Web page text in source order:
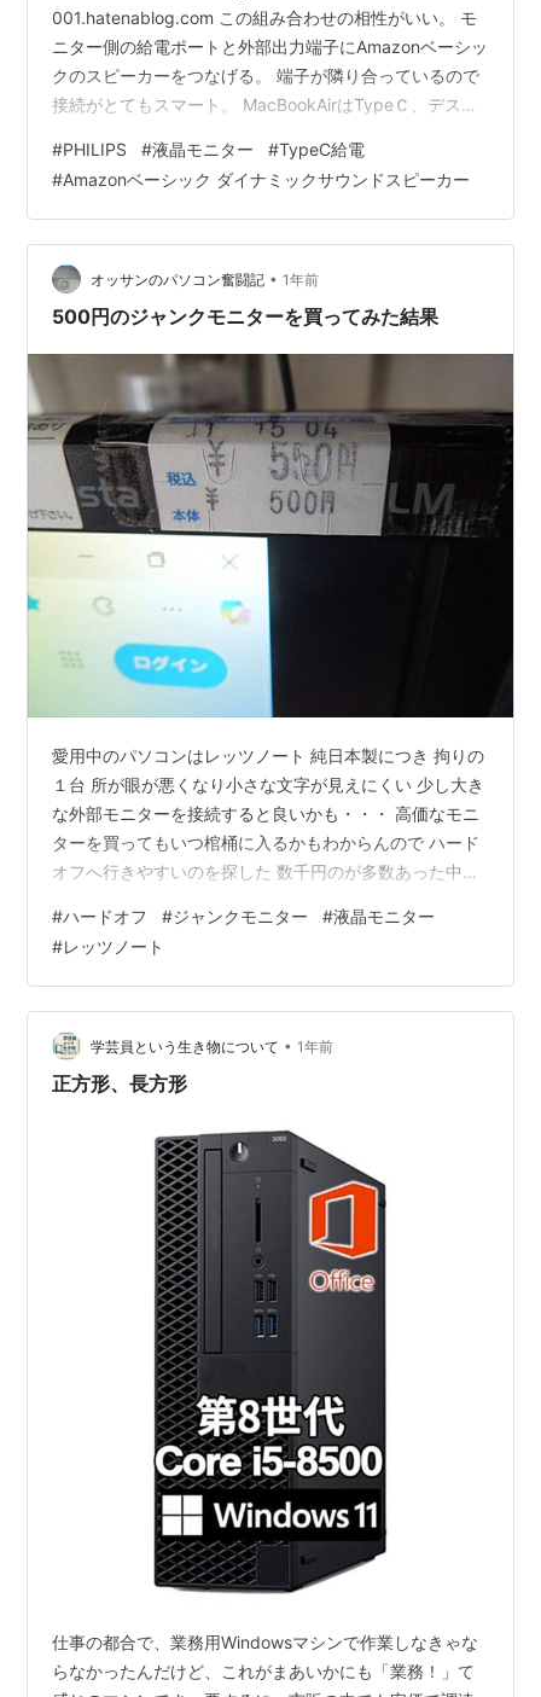
001.hatenablog.com この組み合わせの相性がいい。 モ
ニター側の給電ポートと外部出力端子にAmazonベーシッ
クのスピーカーをつなげる。 端子が隣り合っているので
接続がとてもスマート。 MacBookAirはTypeＣ、デスク
が出る。 当たり前っちゃー当たり前だが一つのスピーカ
ーで余計な操作もなく繋いだパソコンの音が出せるのは
結構便利。 なかなかいいですぞ。【Amazon.co.jp 限
定】PHILIPS 液晶TypeCディスプレイ (27インチ/IPS/…
#PHILIPS #液晶モニター #TypeC給電
#Amazonベーシック ダイナミックサウンドスピーカー
オッサンのパソコン奮闘記 • 1年前
500円のジャンクモニターを買ってみた結果
愛用中のパソコンはレッツノート 純日本製につき 拘りの
１台 所が眼が悪くなり小さな文字が見えにくい 少し大き
な外部モニターを接続すると良いかも・・・ 高価なモニ
ターを買ってもいつ棺桶に入るかもわからんので ハード
オフへ行きやすいのを探した 数千円のが多数あった中に
した の注意書きを見て速攻購入 もちろんジャンク品につ
き画面の映りは最悪を想定しての購入なのである 戻りレ
ッツノートと接続 これに接続したら 無事に映ったが白色
が黄ばんでいるのは想定内 Youtubeを見たら意外と良い
かもと思った550円也のジャンクモニターだった
#ハードオフ #ジャンクモニター #液晶モニター
#レッツノート
学芸員という生き物について • 1年前
正方形、長方形
仕事の都合で、業務用Windowsマシンで作業しなきゃな
らなかったんだけど、これがまあいかにも「業務！」て